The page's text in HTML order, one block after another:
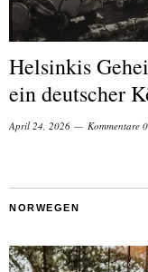
Helsinkis
ein deutscher
April 24, 2026 Kommentare 0
NORWEGEN